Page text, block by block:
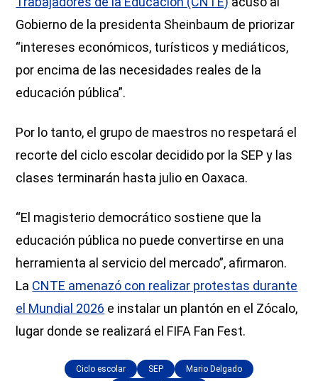
Gobierno de la presidenta Sheinbaum de priorizar
“intereses económicos, turísticos y mediáticos,
por encima de las necesidades reales de la
educación pública”.
Por lo tanto, el grupo de maestros no respetará el
recorte del ciclo escolar decidido por la SEP y las
clases terminarán hasta julio en Oaxaca.
“El magisterio democrático sostiene que la
educación pública no puede convertirse en una
herramienta al servicio del mercado”, afirmaron.
La CNTE amenazó con realizar protestas durante
el Mundial 2026 e instalar un plantón en el Zócalo,
lugar donde se realizará el FIFA Fan Fest.
Ciclo escolar SEP
Mario Delgado